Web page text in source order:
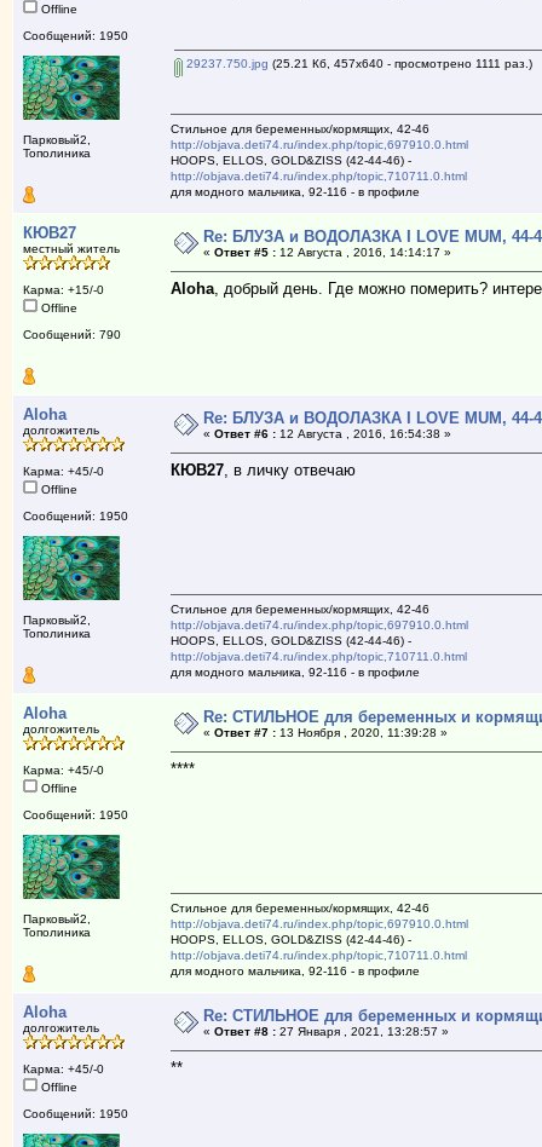
Offline
Сообщений: 1950
Парковый2,
Тополиника
29237.750.jpg (25.21 Кб, 457x640 - просмотрено 1111 раз.)
Стильное для беременных/кормящих, 42-46
http://objava.deti74.ru/index.php/topic,697910.0.html
HOOPS, ELLOS, GOLD&ZISS (42-44-46) -
http://objava.deti74.ru/index.php/topic,710711.0.html
для модного мальчика, 92-116 - в профиле
КЮВ27
местный житель
Карма: +15/-0
Offline
Сообщений: 790
Re: БЛУЗА и ВОДОЛАЗКА I LOVE MUM,
« Ответ #5 :12 Августа , 2016, 14:14:17 »
Aloha, добрый день. Где можно померить?
Aloha
долгожитель
Карма: +45/-0
Offline
Сообщений: 1950
Парковый2,
Тополиника
Re: БЛУЗА и ВОДОЛАЗКА I LOVE MUM,
« Ответ #6 :12 Августа , 2016, 16:54:38 »
КЮВ27, в личку отвечаю
Стильное для беременных/кормящих, 42-46
http://objava.deti74.ru/index.php/topic,697910.0.html
HOOPS, ELLOS, GOLD&ZISS (42-44-46) -
http://objava.deti74.ru/index.php/topic,710711.0.html
для модного мальчика, 92-116 - в профиле
Aloha
долгожитель
Карма: +45/-0
Offline
Сообщений: 1950
Парковый2,
Тополиника
Re: СТИЛЬНОЕ для беременных и
« Ответ #7 :13 Ноября , 2020, 11:39:28 »
****
Стильное для беременных/кормящих, 42-46
http://objava.deti74.ru/index.php/topic,697910.0.html
HOOPS, ELLOS, GOLD&ZISS (42-44-46) -
http://objava.deti74.ru/index.php/topic,710711.0.html
для модного мальчика, 92-116 - в профиле
Aloha
долгожитель
Карма: +45/-0
Offline
Сообщений: 1950
Re: СТИЛЬНОЕ для беременных и
« Ответ #8 :27 Января , 2021, 13:28:57 »
**